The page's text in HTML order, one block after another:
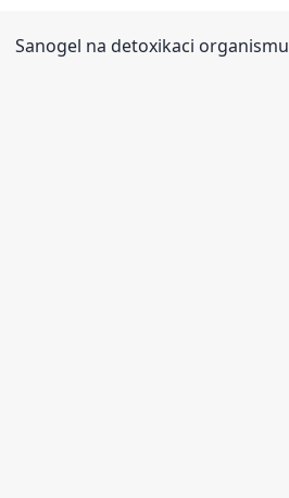
Sanogel na detoxikaci organismu